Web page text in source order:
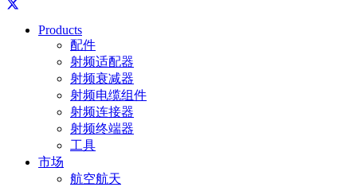
Products
配件
射频适配器
射频衰减器
射频电缆组件
射频连接器
射频终端器
工具
市场
航空航天